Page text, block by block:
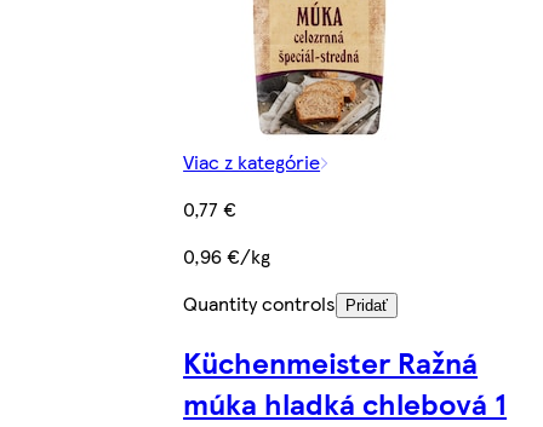
Viac z kategórie
0,77 €
0,96 €/kg
Quantity controls Pridať
Küchenmeister Ražná
múka hladká chlebová 1